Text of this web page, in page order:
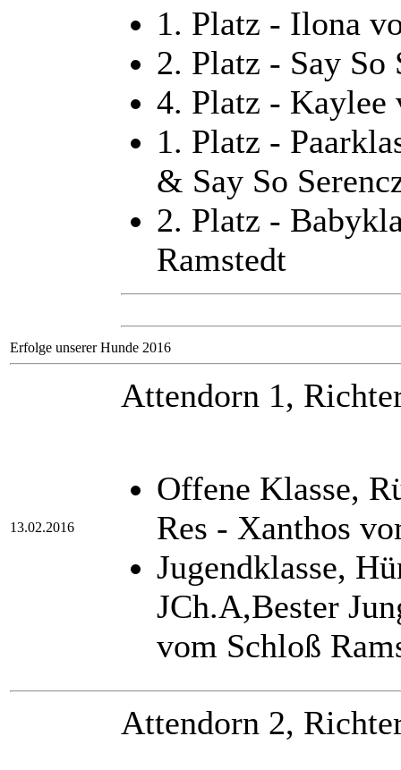
1. Platz - Ilona
2. Platz - Say So
4. Platz - Kaylee
1. Platz -
& Say So
2. Platz -
Ramstedt
Erfolge unserer Hunde 2016
13.02.2016
Attendorn 1,
Offene Klasse,
Res - Xanthos
Jugendklasse,
JCh.A,Bester
vom Schloß
Attendorn 2,